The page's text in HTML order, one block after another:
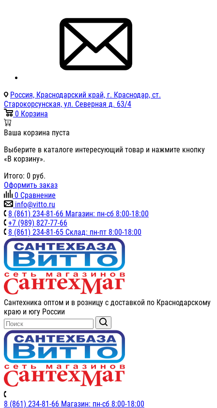
Россия, Краснодарский край, г. Краснодар, ст.
Старокорсунская, ул. Северная д. 63/4
0 Корзина
Ваша корзина пуста
Выберите в каталоге интересующий товар и нажмите кнопку
«В корзину».
Итого: 0 руб.
Оформить заказ
0 Сравнение
info@vitto.ru
8 (861) 234-81-66 Магазин: пн-сб 8:00-18:00
+7 (989) 827-77-66
8 (861) 234-81-65 Склад: пн-пт 8:00-18:00
Сантехника оптом и в розницу с доставкой по Краснодарскому
краю и югу России
8 (861) 234-81-66 Магазин: пн-сб 8:00-18:00